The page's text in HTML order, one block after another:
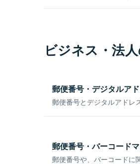
ビジネス・法
郵便番号・デジタルア
郵便番号とデジタルアドレ
郵便番号・バーコード
郵便番号や、バーコードに